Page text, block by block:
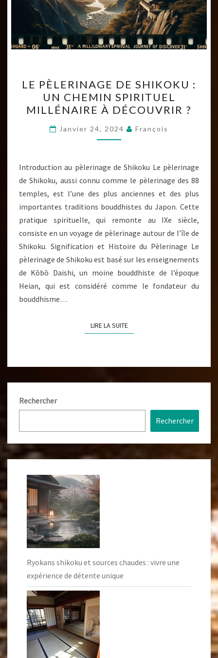
PÈLERINAGE
DE
SHIKOKU
:
UN
SPIRITUEL
MILLÉNAIRE
À
DÉCOUVRIR
?
LE PÈLERINAGE DE SHIKOKU :
UN CHEMIN SPIRITUEL
MILLÉNAIRE À DÉCOUVRIR ?
Janvier 24, 2024 François
Introduction au pèlerinage de Shikoku Le pèlerinage
de Shikoku, aussi connu comme le pèlerinage des 88
temples, est l’une des plus anciennes et des plus
importantes traditions bouddhistes du Japon. Cette
pratique spirituelle, qui remonte au IXe siècle,
consiste en un voyage de pèlerinage autour de l’île de
Shikoku. Signification et Histoire du Pèlerinage Le
pèlerinage de Shikoku est basé sur les enseignements
de Kōbō Daishi, un moine bouddhiste de l’époque
Heian, qui est considéré comme le fondateur du
bouddhisme…
LIRE LA SUITELIRE LA SUITE
Rechercher
Rechercher
Ryokans shikoku et sources chaudes : vivre une
expérience de détente unique